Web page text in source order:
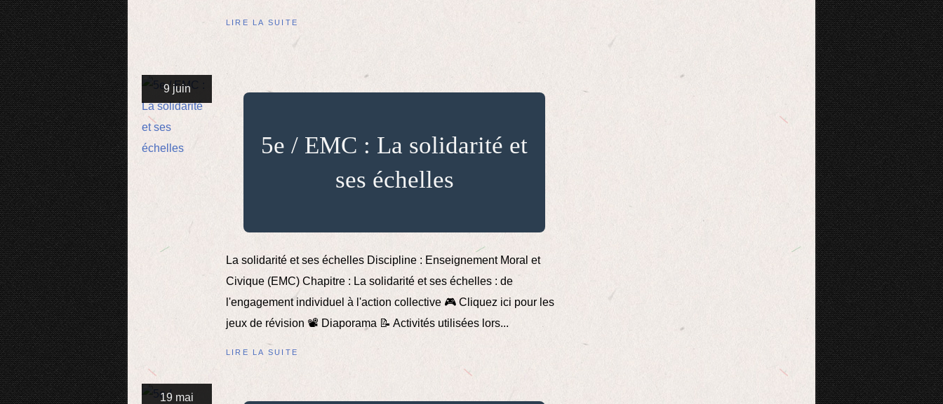
LIRE LA SUITE
9 juin
5e / EMC : La solidarité et
ses échelles
La solidarité et ses échelles Discipline : Enseignement Moral et
Civique (EMC) Chapitre : La solidarité et ses échelles : de
l'engagement individuel à l'action collective 🎮 Cliquez ici pour les
jeux de révision 📽️ Diaporama 📝 Activités utilisées lors...
LIRE LA SUITE
19 mai